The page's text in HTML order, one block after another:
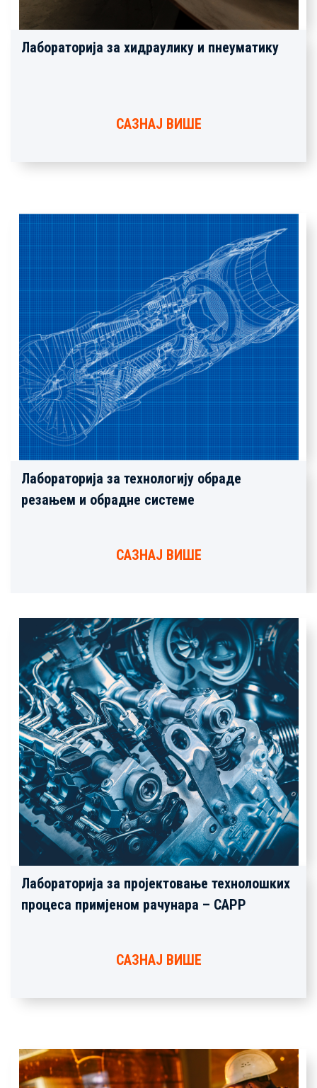
Лабораторија за хидраулику и пнеуматику
САЗНАЈ ВИШЕ
Лабораторија за технологију обраде
резањем и обрадне системе
САЗНАЈ ВИШЕ
Лабораторија за пројектовање технолошких
процеса примјеном рачунара – CAPP
САЗНАЈ ВИШЕ